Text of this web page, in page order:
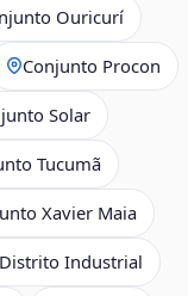
Ouricurí
Conjunto Procon
Solar
Tucumã
Xavier Maia
Distrito Industrial